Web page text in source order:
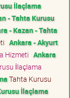
İlaçlama
- Tahta Kurusu
- Kazan - Tahta
Ankara - Akyurt
Hizmeti Ankara
İlaçlama
Tahta Kurusu
İlaçlama